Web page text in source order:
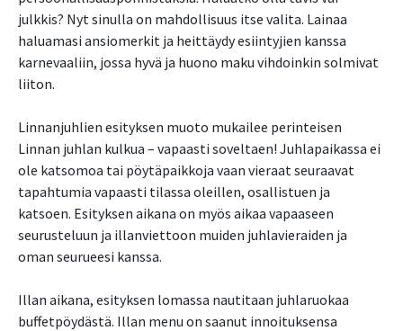
julkkis? Nyt sinulla on mahdollisuus itse valita. Lainaa
haluamasi ansiomerkit ja heittäydy esiintyjien kanssa
karnevaaliin, jossa hyvä ja huono maku vihdoinkin solmivat
liiton.
Linnanjuhlien esityksen muoto mukailee perinteisen
Linnan juhlan kulkua – vapaasti soveltaen! Juhlapaikassa ei
ole katsomoa tai pöytäpaikkoja vaan vieraat seuraavat
tapahtumia vapaasti tilassa oleillen, osallistuen ja
katsoen. Esityksen aikana on myös aikaa vapaaseen
seurusteluun ja illanviettoon muiden juhlavieraiden ja
oman seurueesi kanssa.
Illan aikana, esityksen lomassa nautitaan juhlaruokaa
buffetpöydästä. Illan menu on saanut innoituksensa